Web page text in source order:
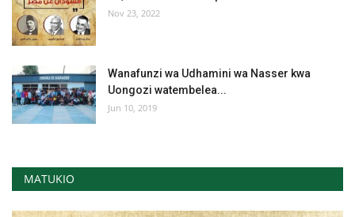
Nov 23, 2022
Wanafunzi wa Udhamini wa Nasser kwa
Uongozi watembelea...
Jun 10, 2019
MATUKIO